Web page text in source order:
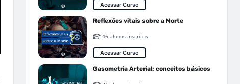
Acessar Curso
Reflexões vitais sobre a Morte
46 alunos inscritos
Acessar Curso
Gasometria Arterial: conceitos básicos